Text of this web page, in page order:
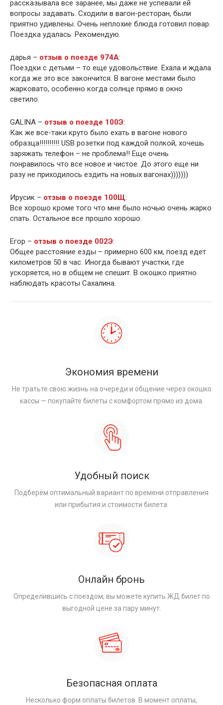
рассказывала все заранее, мы даже не успевали ей
вопросы задавать. Сходили в вагон-ресторан, были
приятно удивлены. Очень неплохие блюда готовил повар.
Поездка удалась. Рекомендую.
дарья – отзыв о поезде 974А:
Поездки с детьми – то еще удовольствие. Ехала и ждала
когда же это все закончится. В вагоне местами было
жарковато, особенно когда солнце прямо в окно
светило.
GALINA – отзыв о поезде 100Э:
Как же все-таки круто было ехать в вагоне нового
образца!!!!!!!!!! USB розетки под каждой полкой, хочешь
заряжать телефон – не проблема!! Еще очень
понравилось что все новое и чистое. До этого еще ни
разу не приходилось ездить на новых вагонах)))))))
Ирусик – отзыв о поезде 100Щ:
Все хорошо кроме того что мне было ночью очень жарко
спать. Остальное все прошло хорошо.
Егор – отзыв о поезде 002Э:
Общее расстояние езды – примерно 600 км, поезд едет
километров 50 в час. Иногда бывают участки, где
ускоряется, но в общем не спешит. В окошко приятно
наблюдать красоты Сахалина.
Экономия времени
Не тратьте свою жизнь на очереди и общение через окошко
кассы — покупайте билеты с комфортом прямо из дома.
Удобный поиск
Подберём оптимальный вариант по времени отправления
или прибытия и стоимости билета.
Онлайн бронь
Определившись с поездом, вы можете купить ЖД билет по
выгодной цене за пару минут.
Безопасная оплата
Несколько форм оплаты билетов. В момент оплаты,